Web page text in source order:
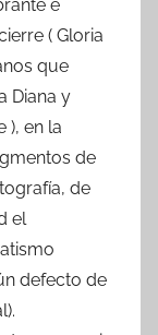
e
( Gloria
que
Diana y
), en la
de
de
el
defecto de